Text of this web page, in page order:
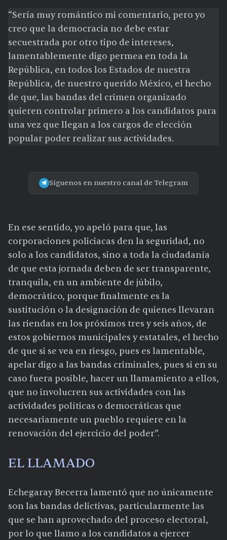
“Sería muy romántico mi comentario, pero yo
creo que la democracia no debe estar
secuestrada por otro tipo de intereses,
lamentablemente digo permea en toda la
República, en todos los Estados de nuestra
República, de nuestro querido México, el hecho
de que, las bandas del crimen organizado
quieren controlar primero a los candidatos para
una vez que llegan a los cargos de elección
popular poder realizar sus actividades.
Síguenos en nuestro canal de Telegram
En ese sentido, yo apeló para que, las
corporaciones policiacas den la seguridad, no
solo a los candidatos, sino a toda la ciudadanía
de que esta jornada deben de ser transparente,
tranquila, en un ambiente de júbilo,
democrático, porque finalmente es la
sustitución o la designación de quienes llevaran
las riendas en los próximos tres y seis años, de
estos gobiernos municipales y estatales, el hecho
de que si se vea en riesgo, pues es lamentable,
apelar digo a las bandas criminales, pues si en su
caso fuera posible, hacer un llamamiento a ellos,
que no involucren sus actividades con las
actividades políticas o democráticas que
necesariamente un pueblo requiere en la
renovación del ejercicio del poder”.
EL LLAMADO
Echegaray Becerra lamentó que no únicamente
son las bandas delictivas, particularmente las
que se han aprovechado del proceso electoral,
por lo que llamo a los candidatos a ejercer